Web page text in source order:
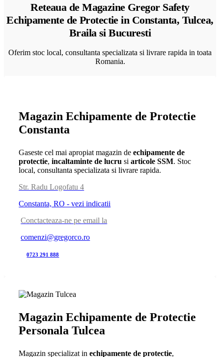
Reteaua de Magazine Gregor Safety
Echipamente de Protectie in Constanta, Tulcea,
Braila si Bucuresti
Oferim stoc local, consultanta specializata si livrare rapida in toata
Romania.
Magazin Echipamente de Protectie
Constanta
Gaseste cel mai apropiat magazin deechipamente de
protectie,incaltaminte de lucru siarticole SSM. Stoc
local, consultanta specializata si livrare rapida.
Str. Radu Logofatu 4
Constanta, RO - vezi indicatii
Conctacteaza-ne pe email la
comenzi@gregorco.ro
0723 291 888
Magazin Echipamente de Protectie
Personala Tulcea
Magazin specializat inechipamente de protectie,